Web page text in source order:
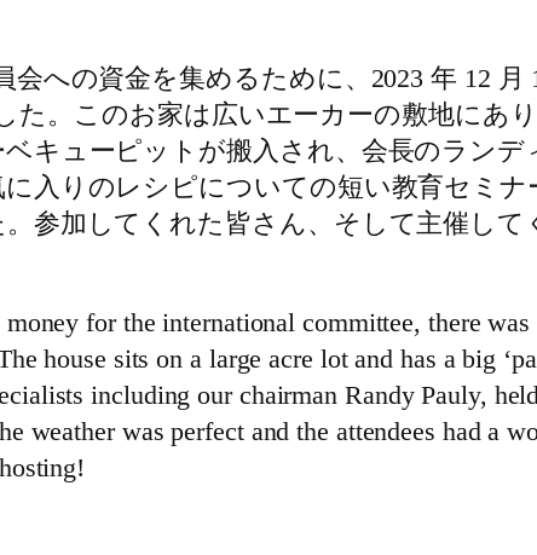
への資金を集めるために、2023 年 12
た。このお家は広いエーカーの敷地にあ
キューピットが搬入され、会長のランデ
入りのレシピについての短い教育セミ
参加してくれた皆さん、そして主催し
for the international committee, there
house sits on a large acre lot and has a big
including our chairman Randy Pauly,
weather was perfect and the attendees had a